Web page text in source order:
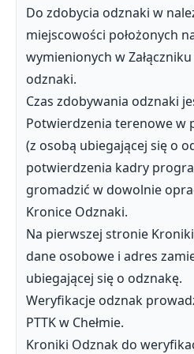
Do zdobycia odznaki w
miejscowości położonych
wymienionych w
odznaki.
Czas zdobywania odznaki
Potwierdzenia terenowe w
(z osobą ubiegającej się o
potwierdzenia kadry
gromadzić w dowolnie
Kronice Odznaki.
Na pierwszej stronie
dane osobowe i adres
ubiegającej się o odznakę.
Weryfikacje odznak
PTTK w Chełmie.
Kroniki Odznak do